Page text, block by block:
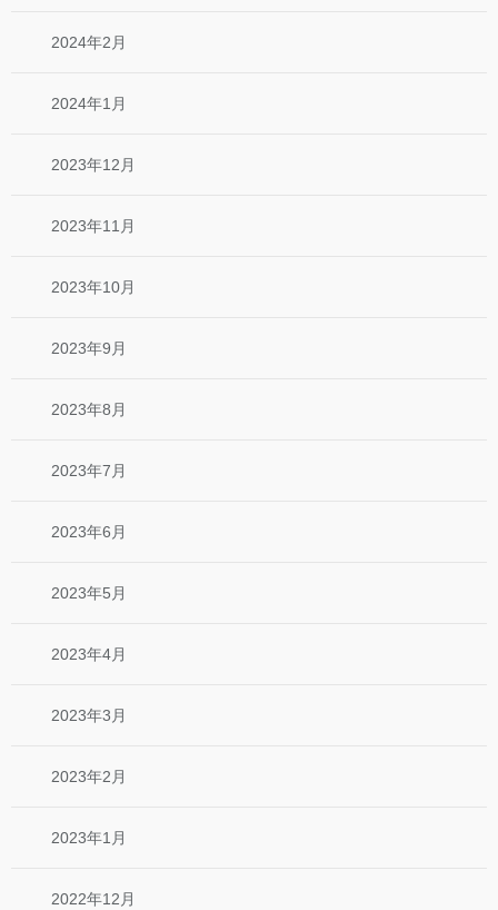
2024年2月
2024年1月
2023年12月
2023年11月
2023年10月
2023年9月
2023年8月
2023年7月
2023年6月
2023年5月
2023年4月
2023年3月
2023年2月
2023年1月
2022年12月